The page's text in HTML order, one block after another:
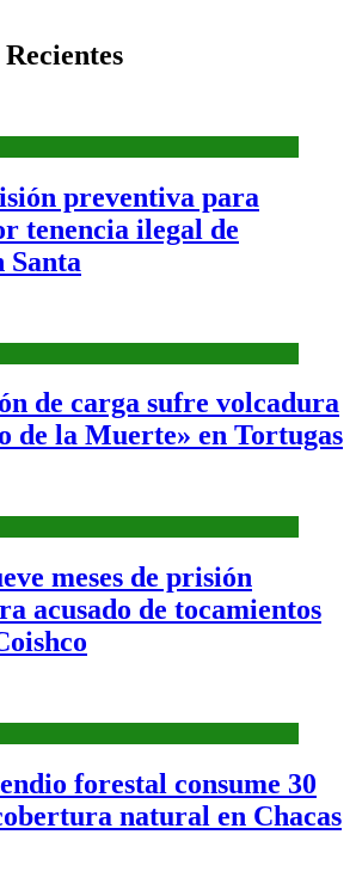
preventiva para
tenencia ilegal de
Santa
de carga sufre volcadura
de la Muerte» en Tortugas
meses de prisión
acusado de tocamientos
forestal consume 30
natural en Chacas